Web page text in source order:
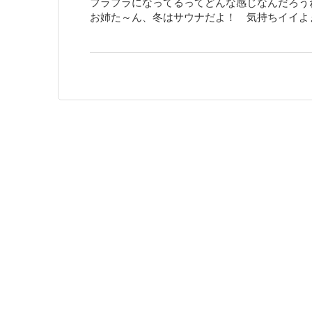
お姉た～ん、冬はサウナだよ！ 気持ちイイよ